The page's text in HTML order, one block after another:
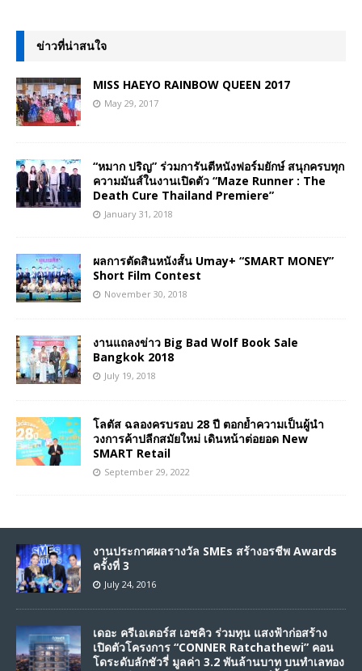
ข่าวที่น่าสนใจ
MISS HAEYO RAINBOW QUEEN 2017
May 29, 2017
“หมาก ปริญ” ร่วมการันตีหนังฟอร์มยักษ์ สนุกครบทุก
ความมันส์ในงานเปิดตัว “Maze Runner : The
Death Cure Thailand Premiere”
January 31, 2018
ผลการตัดสินหนังสั้น Umay+ “SMART MONEY”
Short Film Contest
November 30, 2018
งานแถลงข่าว Big Bad Wolf Book Sale
Bangkok 2018
July 19, 2018
โลตัส ฉลองครบรอบ 28 ปี ตอกย้ำความเป็นผู้นำ
วงการค้าปลีกสมัยใหม่ เดินหน้าต่อยอด New
SMART Retail
September 29, 2022
งานประกาศผลรางวัล SMEs สร้างอรชีพ Awards
ครั้งที่ 3
July 24, 2016
เดอะ ครีเอเตอร์ส เอชคิว ร่วมทุน แสงฟ้าก่อสร้าง
เปิดตัวโครงการ “CONNER Ratchathewi” คอน
โดระดับลักชัวรี่ มูลค่า 3.2 พันล้านบาท บนทำเลทอง